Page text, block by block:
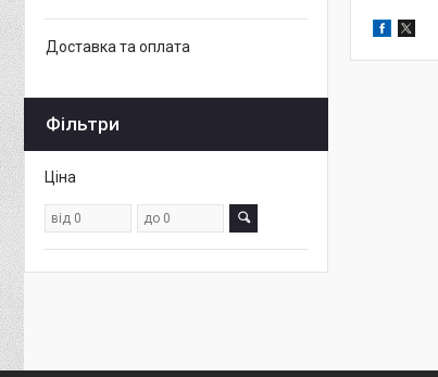
Доставка та оплата
Фільтри
Ціна